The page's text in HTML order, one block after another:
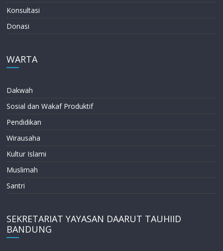
Konsultasi
Donasi
WARTA
Dakwah
Sosial dan Wakaf Produktif
Pendidikan
Wirausaha
Kultur Islami
Muslimah
Santri
SEKRETARIAT YAYASAN DAARUT TAUHIID
BANDUNG